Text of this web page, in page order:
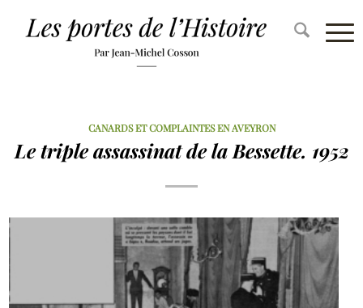
CANARDS ET COMPLAINTES EN AVEYRON
Le triple assassinat de la Bessette. 1952